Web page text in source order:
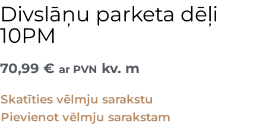
Divslāņu parketa dēļi
10PM
70,99 € ar PVN kv. m
Skatīties vēlmju sarakstu
Pievienot vēlmju sarakstam